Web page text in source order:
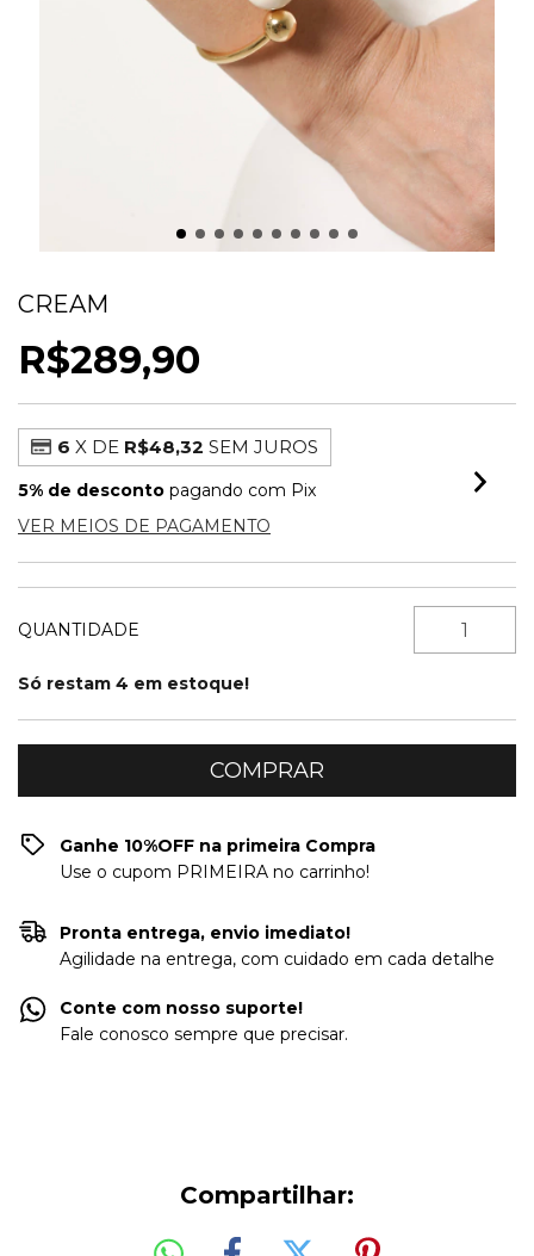
CREAM
R$289,90
6 X DE R$48,32 SEM JUROS
5% de desconto pagando com Pix
VER MEIOS DE PAGAMENTO
QUANTIDADE
Só restam 4 em estoque!
Ganhe 10%OFF na primeira Compra
Use o cupom PRIMEIRA no carrinho!
Pronta entrega, envio imediato!
Agilidade na entrega, com cuidado em cada detalhe
Conte com nosso suporte!
Fale conosco sempre que precisar.
Compartilhar: